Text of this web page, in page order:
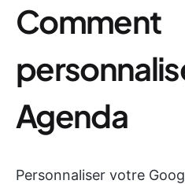
Comment
Agenda
Personnaliser votre